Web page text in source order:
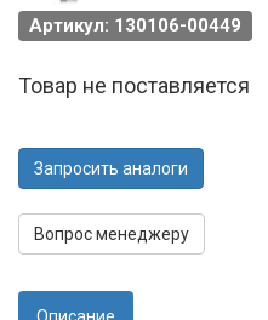
Артикул: 130106-00449
Товар не поставляется
Запросить аналоги
Вопрос менеджеру
Описание